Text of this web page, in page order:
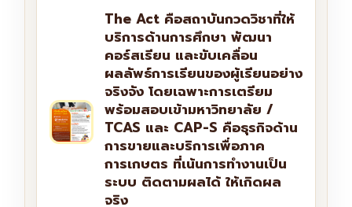
The Act คือสถาบันกวดวิชาที่ให้
บริการด้านการศึกษา พัฒนา
คอร์สเรียน และขับเคลื่อน
ผลลัพธ์การเรียนของผู้เรียนอย่าง
จริงจัง โดยเฉพาะการเตรียม
พร้อมสอบเข้ามหาวิทยาลัย /
TCAS และ CAP-S คือธุรกิจด้าน
การขายและบริการเพื่อภาค
การเกษตร ที่เน้นการทำงานเป็น
ระบบ ติดตามผลได้ ให้เกิดผล
จริง